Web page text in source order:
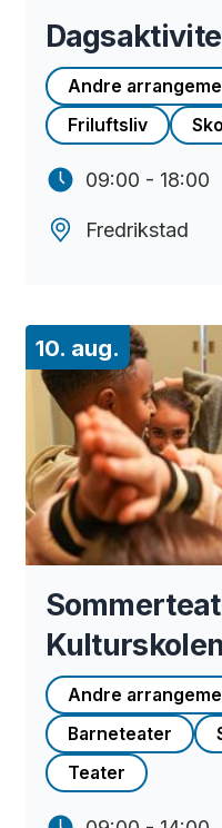
Andre
Friluftsliv
09:00 - 18:00
Fredrikstad
10. aug.
Andre
Barneteater
Teater